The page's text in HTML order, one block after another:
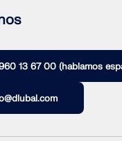
13 67 00 (hablamos